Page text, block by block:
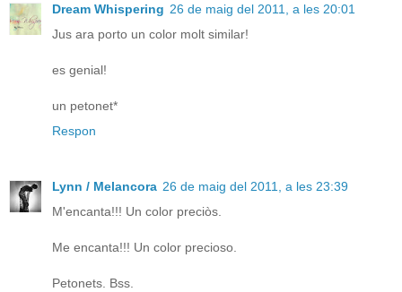
Dream Whispering 26 de maig del 2011, a les 20:01
Jus ara porto un color molt similar!
es genial!
un petonet*
Respon
Lynn / Melancora 26 de maig del 2011, a les 23:39
M'encanta!!! Un color preciòs.
Me encanta!!! Un color precioso.
Petonets. Bss.